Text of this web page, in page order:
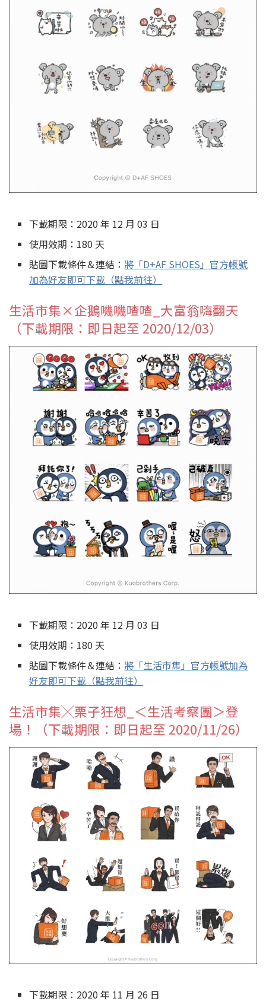
下載期限：2020 年 12 月 03 日
使用效期：180 天
貼圖下載條件＆連結： 將「D+AF SHOES」官方帳號
加為好友即可下載（點我前往）
生活市集×企鵝嘰嘰喳喳_大富翁嗨翻天
（下載期限：即日起至 2020/12/03）
下載期限：2020 年 12 月 03 日
使用效期：180 天
貼圖下載條件＆連結： 將「生活市集」官方帳號加為
好友即可下載（點我前往）
生活市集╳栗子狂想_＜生活考察團＞登
場！（下載期限：即日起至 2020/11/26）
下載期限：2020 年 11 月 26 日